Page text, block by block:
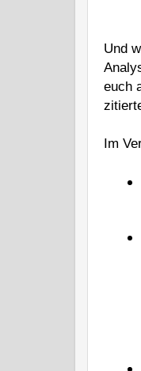
Und
euch
Im